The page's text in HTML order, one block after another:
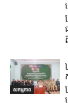
សកម្មភាព